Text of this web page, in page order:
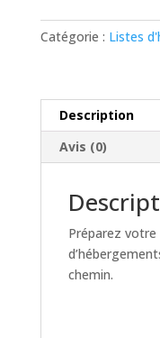
2
Catégorie : Listes
Description
Avis (0)
Préparez
chemin.